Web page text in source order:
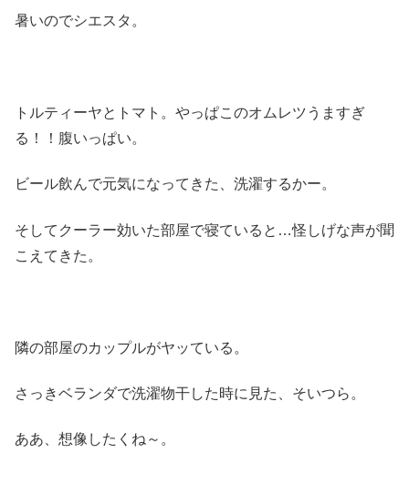
暑いのでシエスタ。
トルティーヤとトマト。やっぱこのオムレツうますぎ
る！！腹いっぱい。
ビール飲んで元気になってきた、洗濯するかー。
そしてクーラー効いた部屋で寝ていると…怪しげな声が聞
こえてきた。
隣の部屋のカップルがヤッている。
さっきベランダで洗濯物干した時に見た、そいつら。
ああ、想像したくね～。